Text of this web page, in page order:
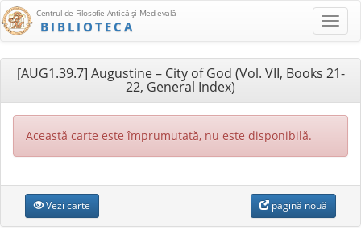
Centrul de Filosofie Antică şi Medievală
BIBLIOTECA
[AUG1.39.7] Augustine – City of God (Vol. VII, Books 21-
22, General Index)
Această carte este împrumutată, nu este disponibilă.
Vezi carte pagină nouă